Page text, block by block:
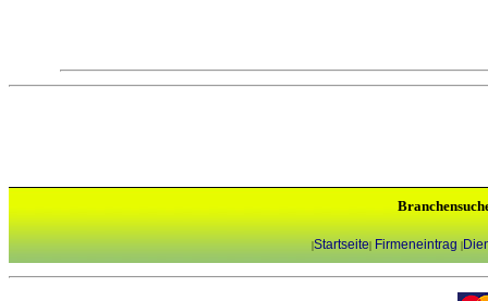
|Startseite| Firmeneintrag |